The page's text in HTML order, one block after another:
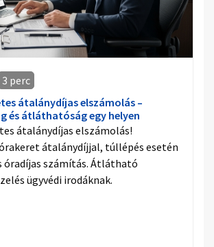
3 perc
átalánydíjas elszámolás –
és átláthatóság egy helyen
átalánydíjas elszámolás!
átalánydíjjal, túllépés esetén
óradíjas számítás. Átlátható
ügyvédi irodáknak.